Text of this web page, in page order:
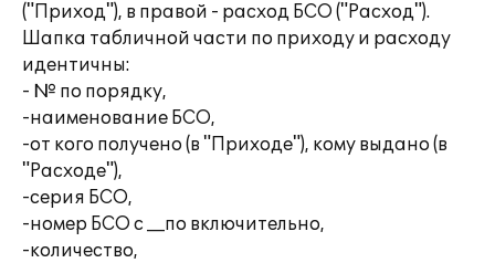
("Приход"), в правой - расход БСО ("Расход").
Шапка табличной части по приходу и расходу
идентичны:
- № по порядку,
-наименование БСО,
-от кого получено (в "Приходе"), кому выдано (в
"Расходе"),
-серия БСО,
-номер БСО с __по включительно,
-количество,